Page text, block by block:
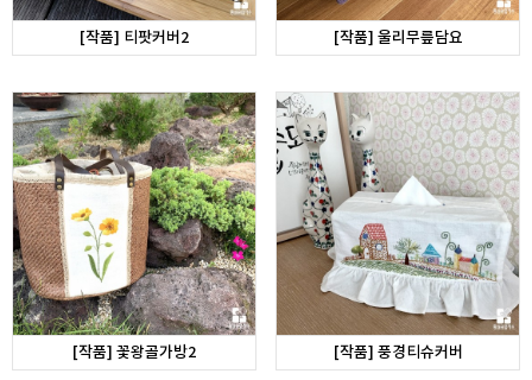
[작품] 티팟커버2 [작품] 울리무릎담요
[작품] 꽃왕골가방2 [작품] 풍경티슈커버